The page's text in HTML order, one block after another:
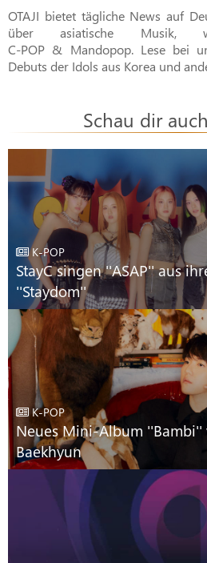
OTAJI bietet tägliche News auf
über asiatische
C-POP & Mandopop. Lese bei
Debuts der Idols aus Korea und
Schau dir
K-POP
StayC singen ''ASAP'' aus
''Staydom''
K-POP
Neues Mini-Album ''Bambi''
Baekhyun